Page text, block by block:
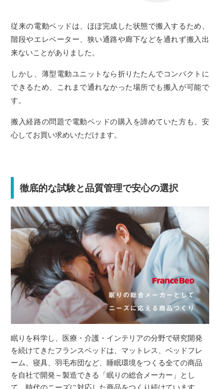
従来の電動ベッドは、ほぼ完成した状態で搬入するため、
階段やエレベーター、狭い通路や廊下などを通れず搬入出
来ないことがありました。
しかし、薄型電動ユニットなら折りたたんでコンパクトに
できるため、これまで通れなかった場所でも搬入が可能で
す。
搬入経路の問題で電動ベッドの購入を諦めていた方も、安
心してお買い求めいただけます。
徹底的な試験と品質管理で安心の選択
眠りを科学し、医療・介護・インテリアの分野で研究開発
を続けてきたフランスベッドは、マットレス、ベッドフレ
ーム、寝具、羽毛布団など、睡眠環境をつくる全ての商品
を自社で開発～製造できる「眠りの総合メーカー」とし
て、時代のニーズに対応した商品をつくり続けています。